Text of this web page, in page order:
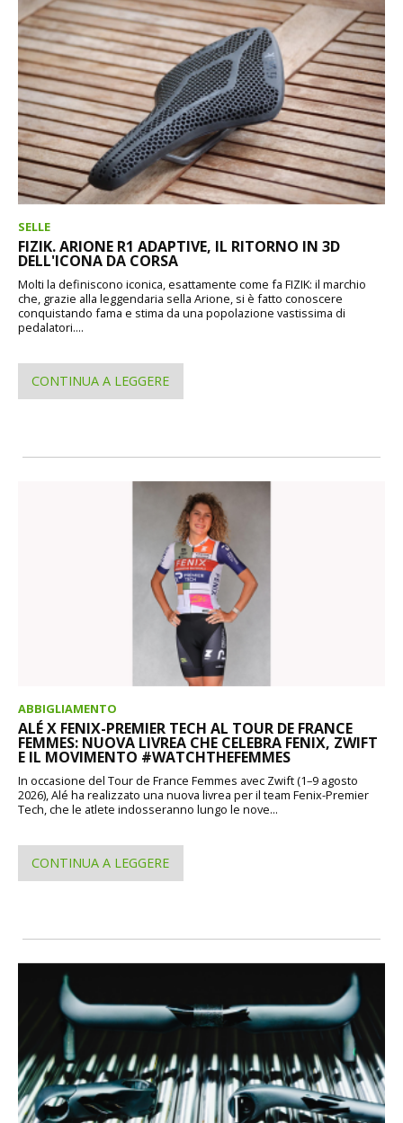
SELLE
FIZIK. ARIONE R1 ADAPTIVE, IL RITORNO IN 3D
DELL'ICONA DA CORSA
Molti la definiscono iconica, esattamente come fa FIZIK: il marchio
che, grazie alla leggendaria sella Arione, si è fatto conoscere
conquistando fama e stima da una popolazione vastissima di
pedalatori....
CONTINUA A LEGGERE
ABBIGLIAMENTO
ALÉ X FENIX-PREMIER TECH AL TOUR DE FRANCE
FEMMES: NUOVA LIVREA CHE CELEBRA FENIX, ZWIFT
E IL MOVIMENTO #WATCHTHEFEMMES
In occasione del Tour de France Femmes avec Zwift (1–9 agosto
2026), Alé ha realizzato una nuova livrea per il team Fenix-Premier
Tech, che le atlete indosseranno lungo le nove...
CONTINUA A LEGGERE